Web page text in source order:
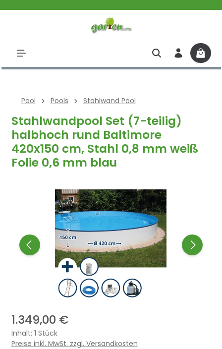
Pool Pools Stahlwand Pool
Stahlwandpool Set (7-teilig)
halbhoch rund Baltimore
420x150 cm, Stahl 0,8 mm weiß
Folie 0,6 mm blau
Bildergalerie überspringen
1.349,00 €
Inhalt: 1 Stück
Preise inkl. MwSt. zzgl. Versandkosten